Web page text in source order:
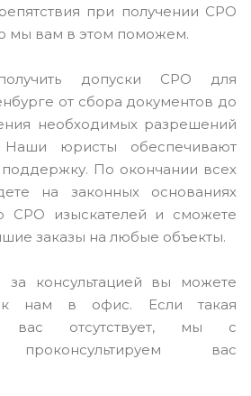
при получении СРО
мы вам в этом поможем.
допуски СРО для
от сбора документов до
необходимых разрешений
Наши юристы обеспечивают
По окончании всех
на законных основаниях
СРО изыскателей и сможете
заказы на любые объекты.
за консультацией вы можете
к нам в офис. Если такая
вас отсутствует, мы с
проконсультируем вас